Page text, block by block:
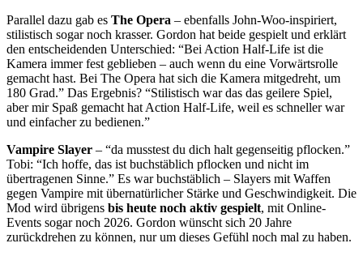
Parallel dazu gab es The Opera – ebenfalls John-Woo-inspiriert,
stilistisch sogar noch krasser. Gordon hat beide gespielt und erklärt
den entscheidenden Unterschied: “Bei Action Half-Life ist die
Kamera immer fest geblieben – auch wenn du eine Vorwärtsrolle
gemacht hast. Bei The Opera hat sich die Kamera mitgedreht, um
180 Grad.” Das Ergebnis? “Stilistisch war das das geilere Spiel,
aber mir Spaß gemacht hat Action Half-Life, weil es schneller war
und einfacher zu bedienen.”
Vampire Slayer – “da musstest du dich halt gegenseitig pflocken.”
Tobi: “Ich hoffe, das ist buchstäblich pflocken und nicht im
übertragenen Sinne.” Es war buchstäblich – Slayers mit Waffen
gegen Vampire mit übernatürlicher Stärke und Geschwindigkeit. Die
Mod wird übrigens bis heute noch aktiv gespielt, mit Online-
Events sogar noch 2026. Gordon wünscht sich 20 Jahre
zurückdrehen zu können, nur um dieses Gefühl noch mal zu haben.